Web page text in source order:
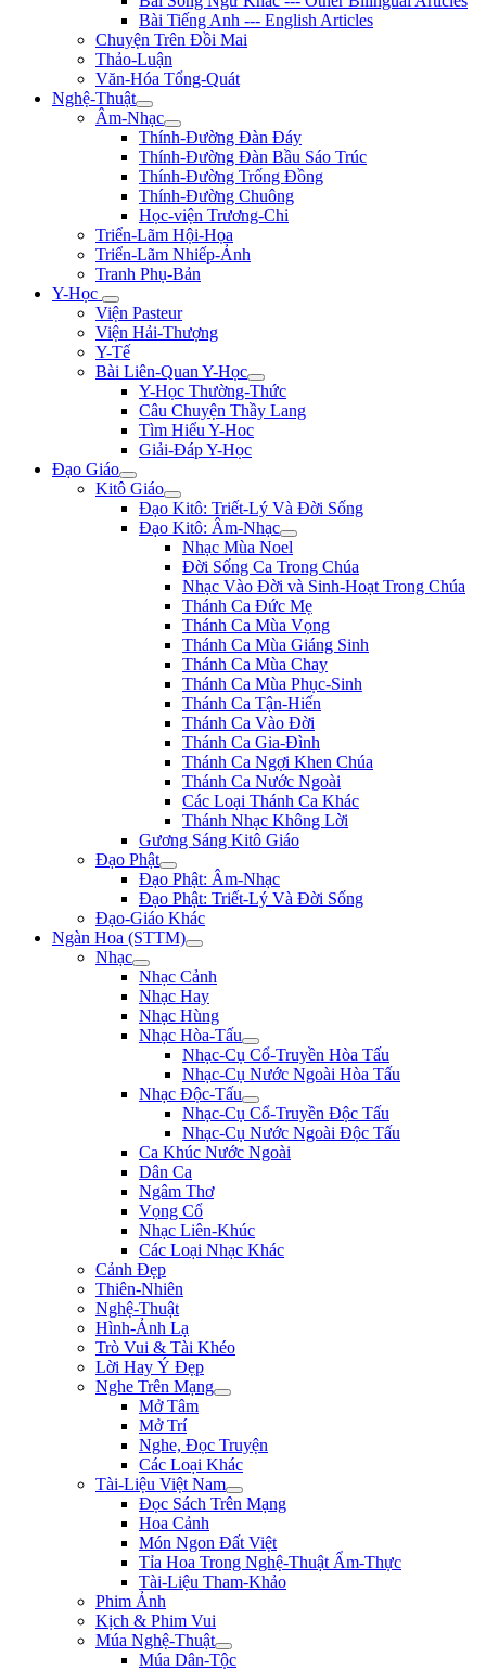
Bài Tiếng Anh --- English Articles
Chuyện Trên Đồi Mai
Thảo-Luận
Văn-Hóa Tổng-Quát
Nghệ-Thuật
Âm-Nhạc
Thính-Đường Đàn Đáy
Thính-Đường Đàn Bầu Sáo Trúc
Thính-Đường Trống Đồng
Thính-Đường Chuông
Học-viện Trương-Chi
Triển-Lãm Hội-Họa
Triển-Lãm Nhiếp-Ảnh
Tranh Phụ-Bản
Y-Học
Viện Pasteur
Viện Hải-Thượng
Y-Tế
Bài Liên-Quan Y-Học
Y-Học Thường-Thức
Câu Chuyện Thầy Lang
Tìm Hiểu Y-Hoc
Giải-Đáp Y-Học
Đạo Giáo
Kitô Giáo
Đạo Kitô: Triết-Lý Và Đời Sống
Đạo Kitô: Âm-Nhạc
Nhạc Mùa Noel
Đời Sống Ca Trong Chúa
Nhạc Vào Đời và Sinh-Hoạt Trong Chúa
Thánh Ca Đức Mẹ
Thánh Ca Mùa Vọng
Thánh Ca Mùa Giáng Sinh
Thánh Ca Mùa Chay
Thánh Ca Mùa Phục-Sinh
Thánh Ca Tận-Hiến
Thánh Ca Vào Đời
Thánh Ca Gia-Đình
Thánh Ca Ngợi Khen Chúa
Thánh Ca Nước Ngoài
Các Loại Thánh Ca Khác
Thánh Nhạc Không Lời
Gương Sáng Kitô Giáo
Đạo Phật
Đạo Phật: Âm-Nhạc
Đạo Phật: Triết-Lý Và Đời Sống
Đạo-Giáo Khác
Ngàn Hoa (STTM)
Nhạc
Nhạc Cảnh
Nhạc Hay
Nhạc Hùng
Nhạc Hòa-Tấu
Nhạc-Cụ Cổ-Truyền Hòa Tấu
Nhạc-Cụ Nước Ngoài Hòa Tấu
Nhạc Độc-Tấu
Nhạc-Cụ Cổ-Truyền Độc Tấu
Nhạc-Cụ Nước Ngoài Độc Tấu
Ca Khúc Nước Ngoài
Dân Ca
Ngâm Thơ
Vọng Cổ
Nhạc Liên-Khúc
Các Loại Nhạc Khác
Cảnh Đẹp
Thiên-Nhiên
Nghệ-Thuật
Hình-Ảnh Lạ
Trò Vui & Tài Khéo
Lời Hay Ý Đẹp
Nghe Trên Mạng
Mở Tâm
Mở Trí
Nghe, Đọc Truyện
Các Loại Khác
Tài-Liệu Việt Nam
Đọc Sách Trên Mạng
Hoa Cảnh
Món Ngon Đất Việt
Tỉa Hoa Trong Nghệ-Thuật Ẩm-Thực
Tài-Liệu Tham-Khảo
Phim Ảnh
Kịch & Phim Vui
Múa Nghệ-Thuật
Múa Dân-Tộc